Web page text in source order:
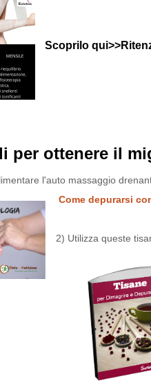
Scoprilo qui>>
per ottenere il
l'auto massaggio
Come depurarsi
2) Utilizza queste